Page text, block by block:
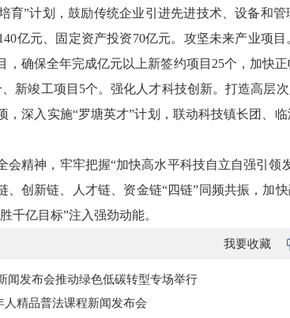
育”计划，鼓励传统企业引进先进技术、设备和
亿元、固定资产投资70亿元。攻坚未来产业项目
，确保全年完成亿元以上新签约项目25个，加快
新竣工项目5个。强化人才科技创新。打造高层
深入实施“罗塘英才”计划，联动科技镇长团、临
精神，牢牢把握“加快高水平科技自立自强引领
创新链、人才链、资金链“四链”同频共振，加
千亿目标”注入强劲动能。
我要收藏
闻发布会推动绿色低碳转型专场举行
精品普法课程新闻发布会